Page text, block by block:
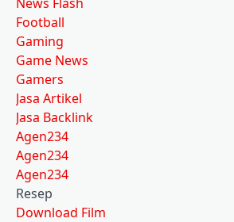
Football
Gaming
Game News
Gamers
Jasa Artikel
Jasa Backlink
Agen234
Agen234
Agen234
Resep
Download Film